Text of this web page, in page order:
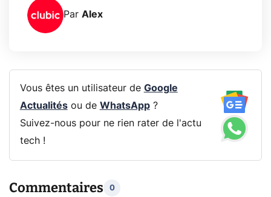
Par Alex
Vous êtes un utilisateur de Google
Actualitésou de WhatsApp?
Suivez-nous pour ne rien rater de l'actu
tech !
Commentaires 0